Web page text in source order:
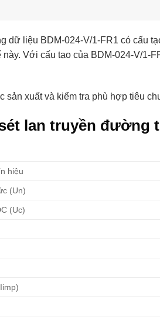
dữ liệu BDM-024-V/1-FR1 có cấu
Với cấu tạo của BDM-024-V/1-
sản xuất và kiểm tra phù hợp tiêu
lan truyền đường
hiệu
(Un)
(Uc)